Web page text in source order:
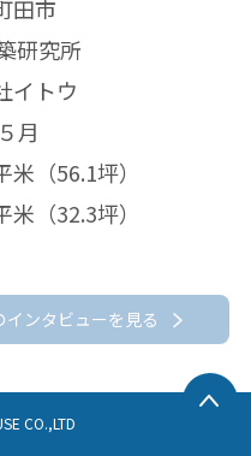
田市
研究所
イトウ
月
米（56.1坪）
米（32.3坪）
インタビューを見る
CO.,LTD